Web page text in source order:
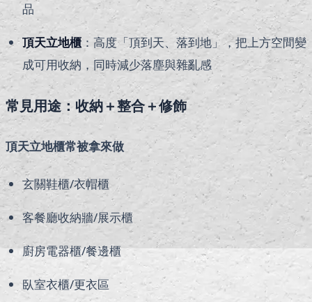
品
頂天立地櫃 ：高度「頂到天、落到地」，把上方空間變
成可用收納，同時減少落塵與雜亂感
常見用途：收納＋整合＋修飾
頂天立地櫃常被拿來做
玄關鞋櫃/衣帽櫃
客餐廳收納牆/展示櫃
廚房電器櫃/餐邊櫃
臥室衣櫃/更衣區